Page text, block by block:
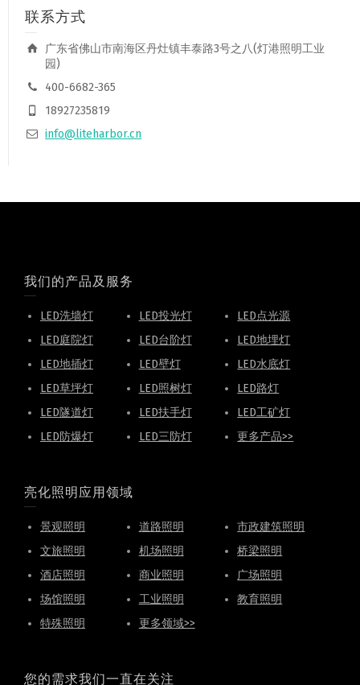
联系方式
广东省佛山市南海区丹灶镇丰泰路3号之八(灯港照明工业
园)
400-6682-365
18927235819
info@liteharbor.cn
我们的产品及服务
LED洗墙灯 LED投光灯
LED点光源
LED庭院灯
LED台阶灯
LED地埋灯
LED地插灯
LED壁灯
LED水底灯
LED草坪灯
LED照树灯
LED路灯
LED隧道灯
LED扶手灯
LED工矿灯
LED防爆灯
LED三防灯 更多产品>>
亮化照明应用领域
景观照明 道路照明
市政建筑照明
文旅照明
机场照明
桥梁照明
酒店照明
商业照明
广场照明
场馆照明
工业照明
教育照明
特殊照明
更多领域>>
您的需求我们一直在关注